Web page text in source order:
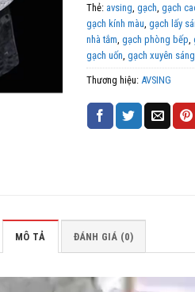
Thẻ: avsing gạch gạch
gạch kính màu gạch lấy
nhà tắm gạch phòng bếp
gạch uốn gạch xuyên sáng
Thương hiệu: AVSING
MÔ TẢ ĐÁNH GIÁ (0)